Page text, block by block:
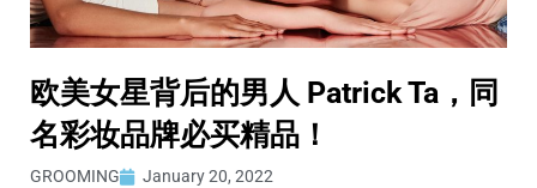
欧美女星背后的男人 Patrick Ta，同
名彩妆品牌必买精品！
GROOMING January 20, 2022